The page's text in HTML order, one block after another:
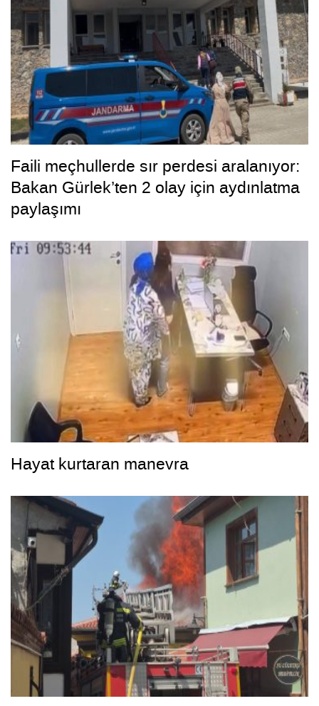
Faili meçhullerde sır perdesi aralanıyor:
Bakan Gürlek’ten 2 olay için aydınlatma
paylaşımı
Hayat kurtaran manevra